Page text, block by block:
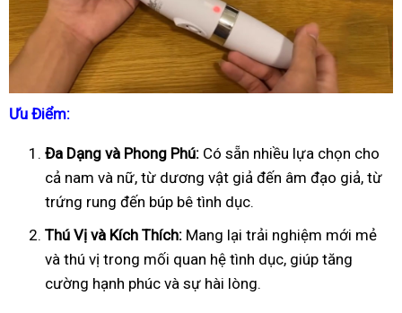
Ưu Điểm:
Đa Dạng và Phong Phú: Có sẵn nhiều lựa chọn cho
cả nam và nữ, từ dương vật giả đến âm đạo giả, từ
trứng rung đến búp bê tình dục.
Thú Vị và Kích Thích: Mang lại trải nghiệm mới mẻ
và thú vị trong mối quan hệ tình dục, giúp tăng
cường hạnh phúc và sự hài lòng.